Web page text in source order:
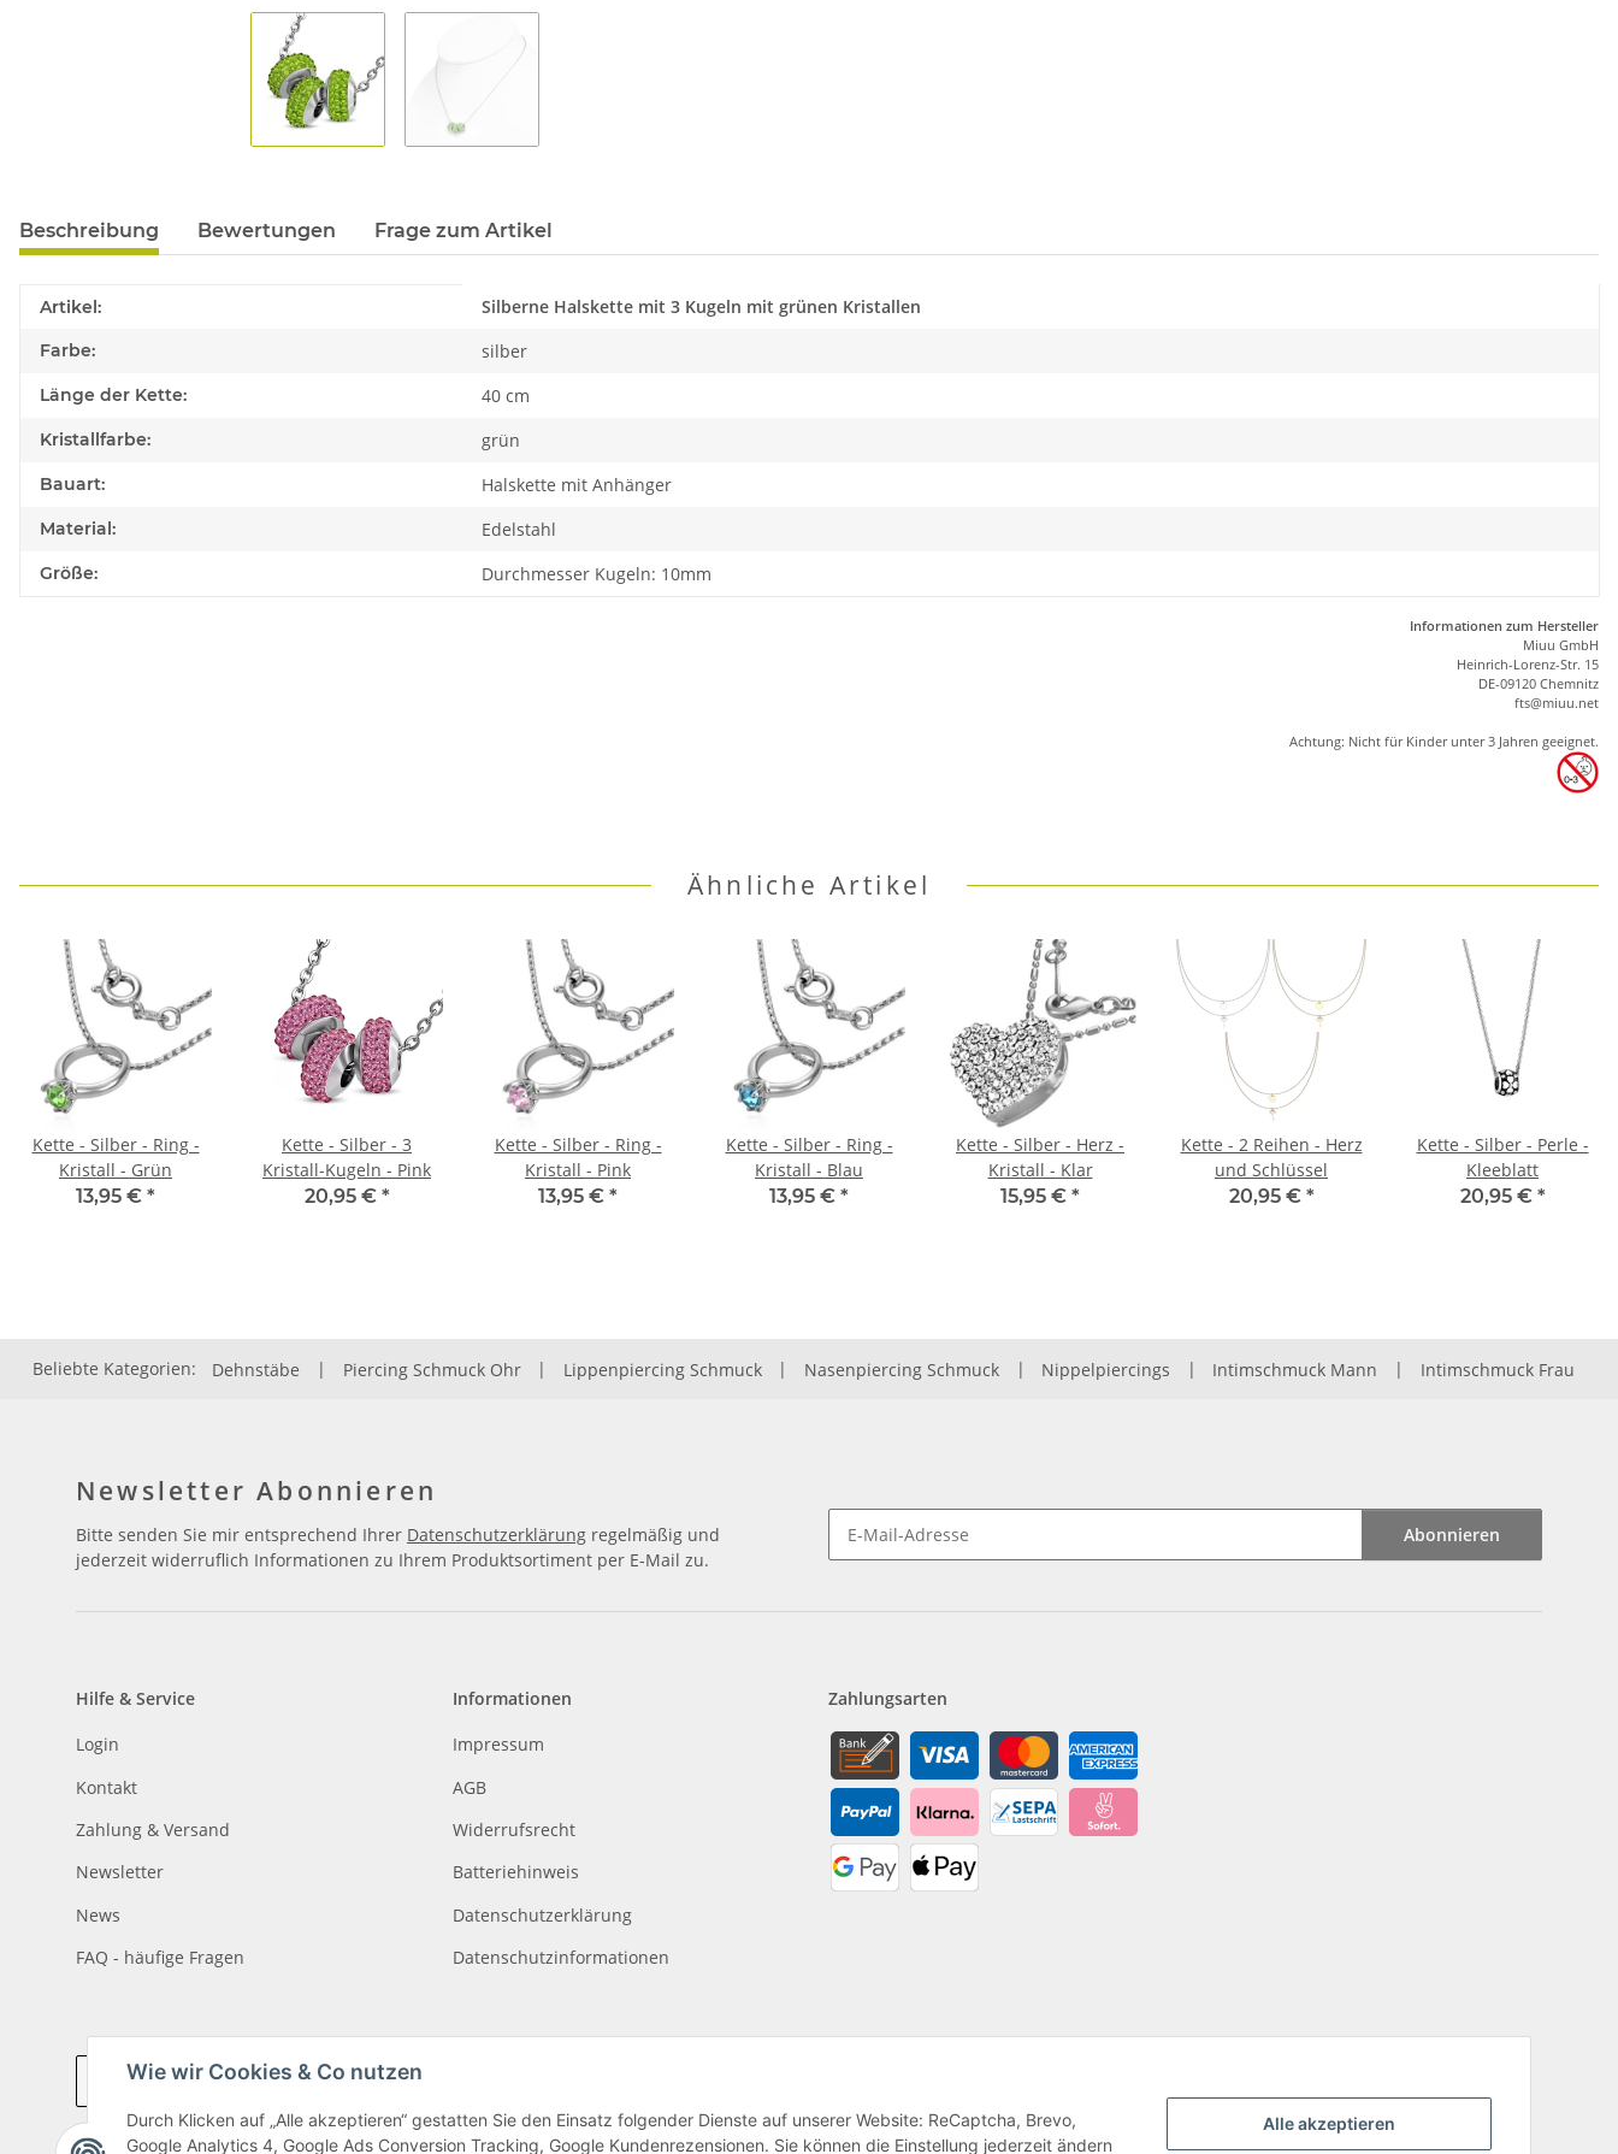
Alle akzeptieren
Wie wir Cookies & Co nutzen
Durch Klicken auf „Alle akzeptieren“ gestatten Sie den Einsatz folgender Dienste auf unserer Website: ReCaptcha, Brevo,
Google Analytics 4, Google Ads Conversion Tracking, Google Kundenrezensionen. Sie können die Einstellung jederzeit ändern
Beschreibung Bewertungen Frage zum Artikel
Produkteigenschaft
Wert
Artikel: Silberne Halskette mit 3 Kugeln mit grünen Kristallen
Farbe: silber
Länge der Kette: 40 cm
Kristallfarbe: grün
Bauart: Halskette mit Anhänger
Material: Edelstahl
Größe: Durchmesser Kugeln: 10mm
Informationen zum Hersteller
Miuu GmbH
Heinrich-Lorenz-Str. 15
DE-09120 Chemnitz
fts@miuu.net
Achtung: Nicht für Kinder unter 3 Jahren geeignet.
Ähnliche Artikel
Kette - Silber - Ring -
Kristall - Grün
13,95 € *
Kette - Silber - 3
Kristall-Kugeln - Pink
20,95 € *
Kette - Silber - Ring -
Kristall - Pink
13,95 € *
Kette - Silber - Ring -
Kristall - Blau
13,95 € *
Kette - Silber - Herz -
Kristall - Klar
15,95 € *
Kette - 2 Reihen - Herz
und Schlüssel
20,95 € *
Kette - Silber - Perle -
Kleeblatt
20,95 € *
Beliebte Kategorien: Dehnstäbe | Piercing Schmuck Ohr | Lippenpiercing Schmuck | Nasenpiercing Schmuck | Nippelpiercings | Intimschmuck Mann | Intimschmuck Frau
Newsletter Abonnieren
Bitte senden Sie mir entsprechend Ihrer Datenschutzerklärung regelmäßig und
jederzeit widerruflich Informationen zu Ihrem Produktsortiment per E-Mail zu.
Abonnieren
Hilfe & Service
Login
Kontakt
Zahlung & Versand
Newsletter
News
FAQ - häufige Fragen
Informationen
Impressum
AGB
Widerrufsrecht
Batteriehinweis
Datenschutzerklärung
Datenschutzinformationen
Zahlungsarten
Vertrag widerrufen